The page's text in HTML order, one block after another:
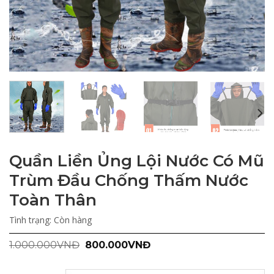
Quần Liền Ủng Lội Nước Có Mũ
Trùm Đầu Chống Thấm Nước
Toàn Thân
Tình trạng: Còn hàng
1.000.000VNĐ Giá
800.000VNĐGiá